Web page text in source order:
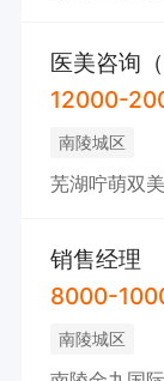
12000-
南陵城区
芜湖咛萌双
销售经理
8000-
南陵城区